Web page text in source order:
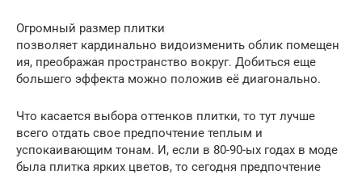
Огромный размер плитки
позволяет кардинально видоизменить облик помещен
ия, преображая пространство вокруг. Добиться еще
большего эффекта можно положив её диагонально.
Что касается выбора оттенков плитки, то тут лучше
всего отдать свое предпочтение теплым и
успокаивающим тонам. И, если в 80-90-ых годах в моде
была плитка ярких цветов, то сегодня предпочтение